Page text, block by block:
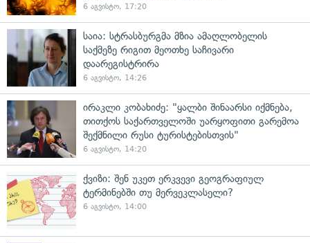
6 აგვისტო, 17:20
საია: სტრასბურგმა მზია ამაღლობელის
საქმეზე რიგით მეოთხე საჩივარი
დაარეგისტრირა
6 აგვისტო, 14:26
ირაკლი კობახიძე: "ყალბი შინაარსი იქმნება,
თითქოს საქართველოში უარყოფითი გარემოა
შექმნილი რუსი ტურისტებისთვის"
6 აგვისტო, 14:20
ქვიზი: შენ უკეთ ერკვევი გეოგრაფიულ
ტერმინებში თუ მერვეკლასელი?
6 აგვისტო, 14:00